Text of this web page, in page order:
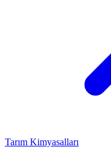
Tarım Kimyasalları